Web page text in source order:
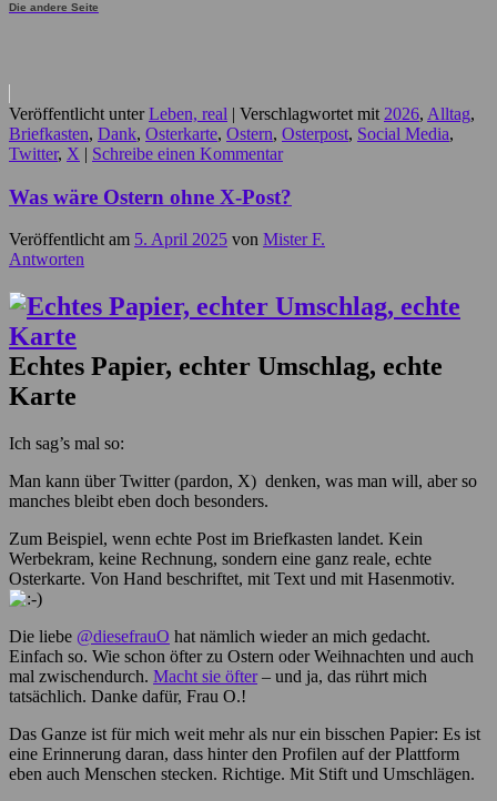
Die andere Seite
Veröffentlicht unter Leben, real | Verschlagwortet mit 2026, Alltag,
Briefkasten, Dank, Osterkarte, Ostern, Osterpost, Social Media,
Twitter, X | Schreibe einen Kommentar
Was wäre Ostern ohne X-Post?
Veröffentlicht am 5. April 2025 von Mister F.
Antworten
Echtes Papier, echter Umschlag, echte
Karte
Ich sag’s mal so:
Man kann über Twitter (pardon, X) denken, was man will, aber so
manches bleibt eben doch besonders.
Zum Beispiel, wenn echte Post im Briefkasten landet. Kein
Werbekram, keine Rechnung, sondern eine ganz reale, echte
Osterkarte. Von Hand beschriftet, mit Text und mit Hasenmotiv.
Die liebe @diesefrauO hat nämlich wieder an mich gedacht.
Einfach so. Wie schon öfter zu Ostern oder Weihnachten und auch
mal zwischendurch. Macht sie öfter– und ja, das rührt mich
tatsächlich. Danke dafür, Frau O.!
Das Ganze ist für mich weit mehr als nur ein bisschen Papier: Es ist
eine Erinnerung daran, dass hinter den Profilen auf der Plattform
eben auch Menschen stecken. Richtige. Mit Stift und Umschlägen.